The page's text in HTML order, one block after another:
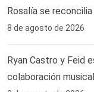
Rosalía se
8 de agosto de 2026
Ryan Castro y Feid
colaboración musical